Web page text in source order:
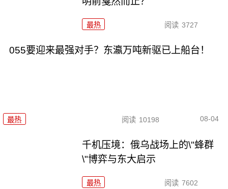
最热 阅读 3727
055要迎来最强对手？东瀛万吨新驱已上船台！
最热 阅读 10198 08-04
千机压境：俄乌战场上的\"蜂群
\"博弈与东大启示
最热 阅读 7602